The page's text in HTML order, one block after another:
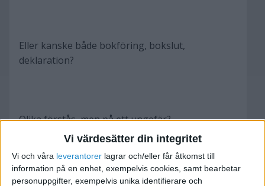
Vi värdesätter din integritet
Vi och våra leverantorer lagrar och/eller får åtkomst till
information på en enhet, exempelvis cookies, samt bearbetar
personuppgifter, exempelvis unika identifierare och
Eller kanske både bokföring, bokslut,
deklaration?
Olika förstås, men på ett ungefär?
Sitter med bokslut och deklaration så här i sista